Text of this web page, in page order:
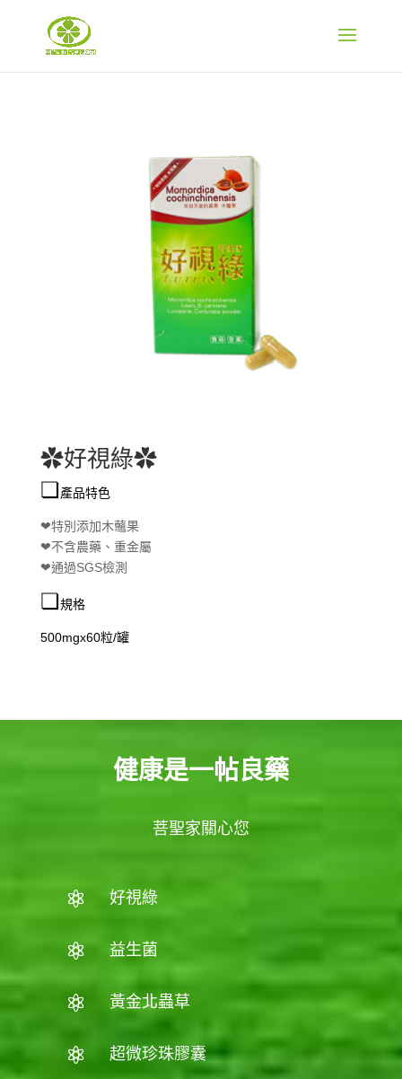
✿好視綠✿
❏產品特色
❤特別添加木虌果
❤不含農藥、重金屬
❤通過SGS檢測
❏規格
500mgx60粒/罐
健康是一帖良藥
菩聖家關心您
 好視綠
 益生菌
 黃金北蟲草
 超微珍珠膠囊